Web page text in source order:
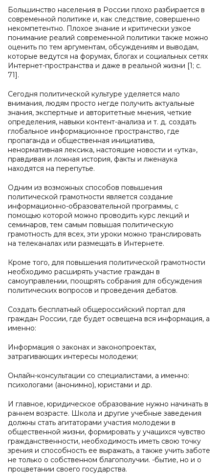
Большинство населения в России плохо разбирается в
современной политике и, как следствие, совершенно
некомпетентно. Плохое знание и критически узкое
понимание реалий современной политики также можно
оценить по тем аргументам, обсуждениям и выводам,
которые ведутся на форумах, блогах и социальных сетях
Интернет-пространства и даже в реальной жизни [1; с.
71].
Сегодня политической культуре уделяется мало
внимания, людям просто негде получить актуальные
знания, экспертные и авторитетные мнения, четкие
определения, навыки контент-анализа и т. д. создать
глобальное информационное пространство, где
пропаганда и общественная инициатива,
ненормативная лексика, настоящие новости и «утка»,
правдивая и ложная история, факты и лженаука
находятся на перепутье.
Одним из возможных способов повышения
политической грамотности является создание
информационно-образовательной программы, с
помощью которой можно проводить курс лекций и
семинаров, тем самым повышая политическую
грамотность для всех, эти уроки можно транслировать
на телеканалах или размещать в Интернете.
Кроме того, для повышения политической грамотности
необходимо расширять участие граждан в
самоуправлении, поощрять собрания для обсуждения
политических вопросов и проведения дебатов.
Создать бесплатный общероссийский портал для
граждан России, где будет освещена вся информация, а
именно:
Информация о законах и законопроектах,
затрагивающих интересы молодежи;
Онлайн-консультации со специалистами, а именно:
психологами (анонимно), юристами и др.
И главное, юридическое образование нужно начинать в
раннем возрасте. Школа и другие учебные заведения
должны стать агитаторами участия молодежи в
общественной жизни, формировать у учащихся чувство
гражданственности, необходимость иметь свою точку
зрения и способность ее выражать, а также учить заботе
не только о собственном благополучии. -бытие, но и о
процветании своего государства.